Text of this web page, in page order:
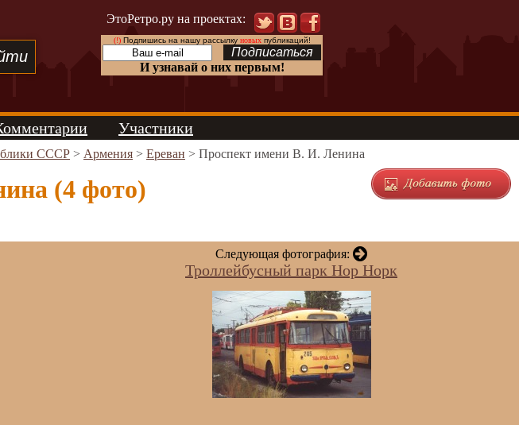
ЭтоРетро.ру на проектах:
(!)Подпишись на нашу рассылку новыхпубликаций!
И узнавай о них первым!
Участники
СССР > Армения > Ереван > Проспект имени В. И. Ленина
(4 фото)
Следующая фотография:
Троллейбусный парк Нор Норк